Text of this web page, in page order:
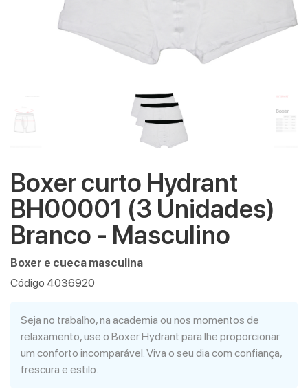
Boxer curto Hydrant
BH00001 (3 Unidades)
Branco - Masculino
Boxer e cueca masculina
Código 4036920
Seja no trabalho, na academia ou nos momentos de
relaxamento, use o Boxer Hydrant para lhe proporcionar
um conforto incomparável. Viva o seu dia com confiança,
frescura e estilo.